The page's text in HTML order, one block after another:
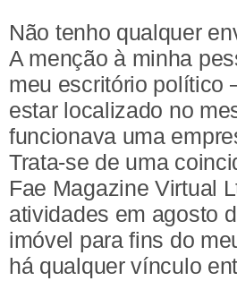
Não tenho qualquer
A menção à minha
meu escritório
estar localizado no
funcionava uma
Trata-se de uma
Fae Magazine Virtual
atividades em agosto
imóvel para fins do
há qualquer vínculo